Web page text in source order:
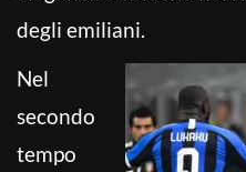
degli emiliani.
Nel
secondo
tempo